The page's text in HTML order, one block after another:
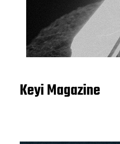
Keyi Magazine